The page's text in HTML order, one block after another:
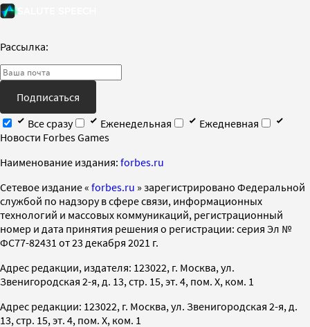
Рассылка:
Подписаться
Все сразу
Еженедельная
Ежедневная
Новости Forbes Games
Наименование издания: forbes.ru
Cетевое издание « forbes.ru » зарегистрировано Федеральной
службой по надзору в сфере связи, информационных
технологий и массовых коммуникаций, регистрационный
номер и дата принятия решения о регистрации: серия Эл №
ФС77-82431 от 23 декабря 2021 г.
Адрес редакции, издателя: 123022, г. Москва, ул.
Звенигородская 2-я, д. 13, стр. 15, эт. 4, пом. X, ком. 1
Адрес редакции: 123022, г. Москва, ул. Звенигородская 2-я, д.
13, стр. 15, эт. 4, пом. X, ком. 1